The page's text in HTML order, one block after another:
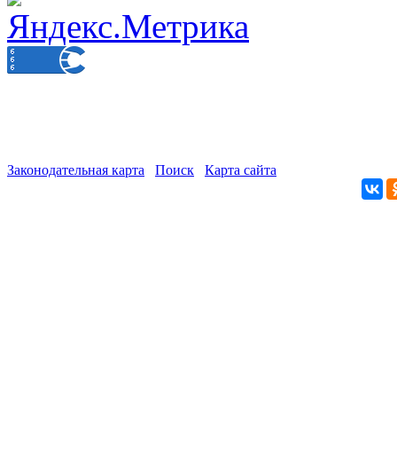
Законодательная карта Поиск Карта сайта